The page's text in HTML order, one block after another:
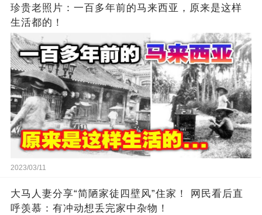
珍贵老照片：一百多年前的马来西亚，原来是这样
生活都的！
2023/03/11
大马人妻分享“简陋家徒四壁风”住家！ 网民看后直
呼羡慕：有冲动想丢完家中杂物！